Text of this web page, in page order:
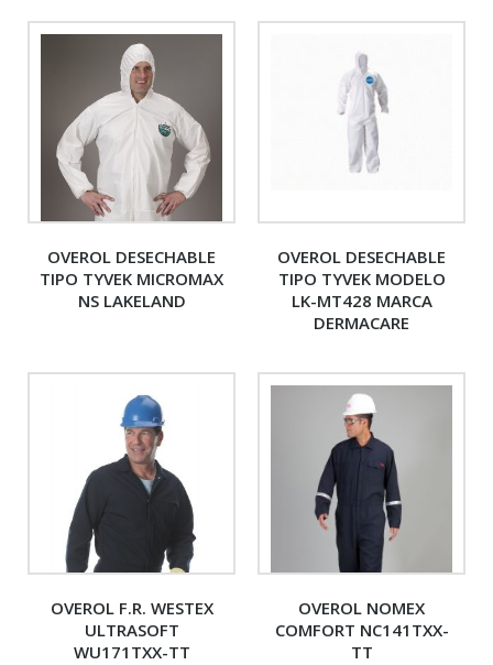
OVEROL DESECHABLE
TIPO TYVEK MICROMAX
NS LAKELAND
OVEROL DESECHABLE
TIPO TYVEK MODELO
LK-MT428 MARCA
DERMACARE
OVEROL F.R. WESTEX
ULTRASOFT
WU171TXX-TT
OVEROL NOMEX
COMFORT NC141TXX-
TT